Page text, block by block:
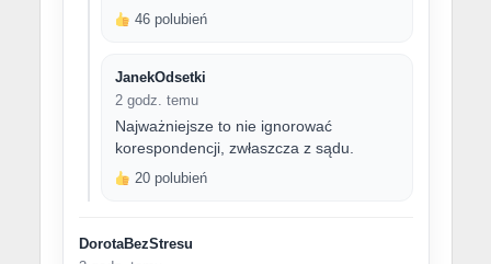
46 polubień
JanekOdsetki
2 godz. temu
Najważniejsze to nie ignorować
korespondencji, zwłaszcza z sądu.
20 polubień
DorotaBezStresu